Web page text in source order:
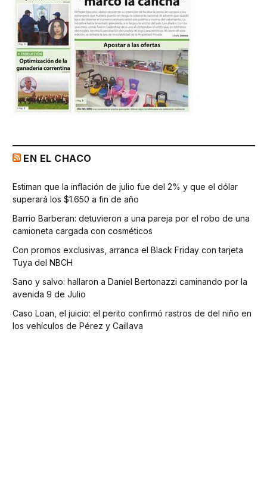
EN EL CHACO
Estiman que la inflación de julio fue del 2% y que el dólar
superará los $1.650 a fin de año
Barrio Barberan: detuvieron a una pareja por el robo de una
camioneta cargada con cosméticos
Con promos exclusivas, arranca el Black Friday con tarjeta
Tuya del NBCH
Sano y salvo: hallaron a Daniel Bertonazzi caminando por la
avenida 9 de Julio
Caso Loan, el juicio: el perito confirmó rastros de del niño en
los vehículos de Pérez y Caillava